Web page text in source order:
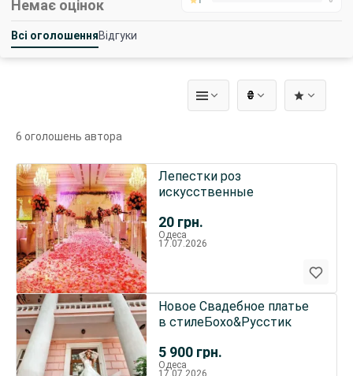
Немає оцінок
Всі оголошенняВідгуки
₴
6 оголошень автора
20 грн.
Лепестки роз
искусственные
Одеса
17.07.2026
5 900 грн.
Новое Свадебное платье
в стилеБохо&Русстик
Одеса
17.07.2026